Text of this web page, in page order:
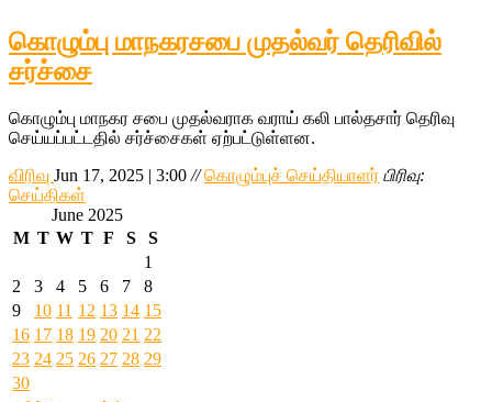
கொழும்பு மாநகரசபை முதல்வர் தெரிவில்
சர்ச்சை
கொழும்பு மாநகர சபை முதல்வராக வராய் கலி பால்தசார் தெரிவு
செய்யப்பட்டதில் சர்ச்சைகள் ஏற்பட்டுள்ளன.
விரிவு Jun 17, 2025 | 3:00 // கொழும்புச் செய்தியாளர் பிரிவு:
செய்திகள்
June 2025
M T W T F S S
1
2
3 4 5 6 7
8
9
10 11 12 13 14 15
16 17 18 19 20 21 22
23 24 25 26 27 28 29
30